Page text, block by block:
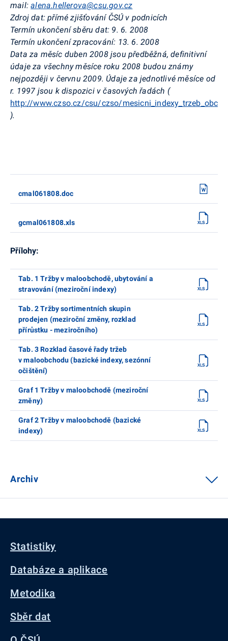
mail:alena.hellerova@csu.gov.cz
Zdroj dat: přímé zjišťování ČSÚ v podnicích
Termín ukončení sběru dat: 9. 6. 2008
Termín ukončení zpracování: 13. 6. 2008
Data za měsíc duben 2008 jsou předběžná, definitivní
údaje za všechny měsíce roku 2008 budou známy
nejpozději v červnu 2009. Údaje za jednotlivé měsíce od
r. 1997 jsou k dispozici v časových řadách (
http://www.czso.cz/csu/czso/
).
cmal061808.doc
gcmal061808.xls
Přílohy:
Tab. 1 Tržby v maloobchodě, ubytování a
stravování (meziroční indexy)
Tab. 2 Tržby sortimentních skupin
prodejen (meziroční změny, rozklad
přírůstku - meziročního)
Tab. 3 Rozklad časové řady tržeb
v maloobchodu (bazické indexy, sezónní
očištění)
Graf 1 Tržby v maloobchodě (meziroční
změny)
Graf 2 Tržby v maloobchodě (bazické
indexy)
Archiv
Statistiky
Databáze a aplikace
Metodika
Sběr dat